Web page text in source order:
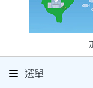
選單